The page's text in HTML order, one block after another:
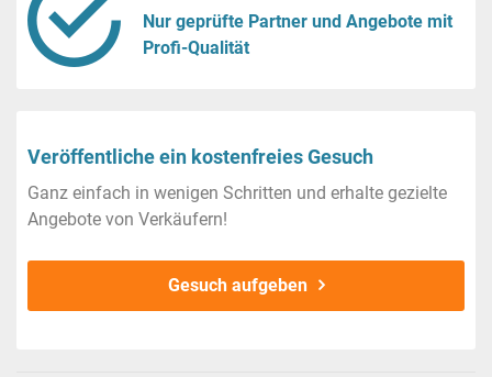
Nur geprüfte Partner und Angebote mit
Profi-Qualität
Veröffentliche ein kostenfreies Gesuch
Ganz einfach in wenigen Schritten und erhalte gezielte
Angebote von Verkäufern!
Gesuch aufgeben